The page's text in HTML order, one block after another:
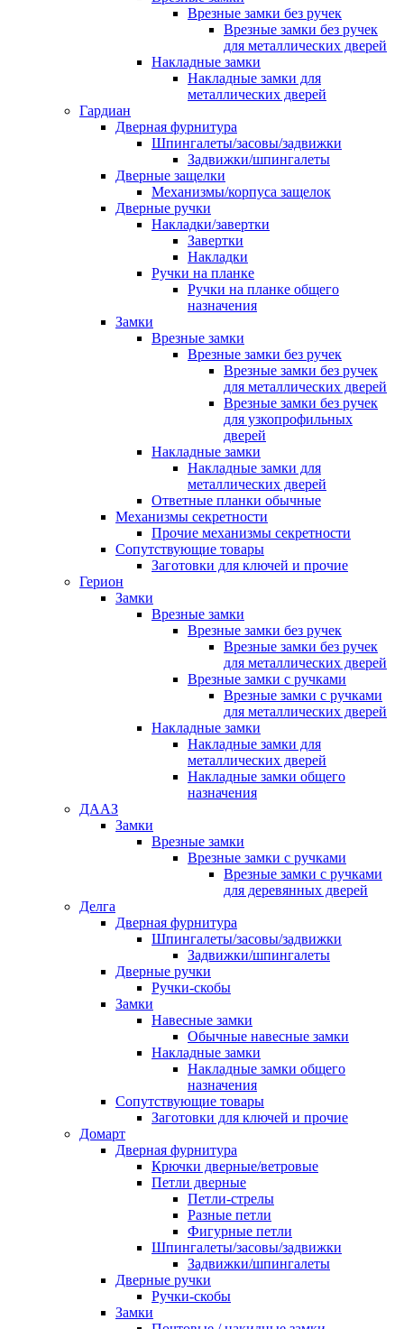
Врезные замки без ручек
Врезные замки без ручек
для металлических дверей
Накладные замки
Накладные замки для
металлических дверей
Гардиан
Дверная фурнитура
Шпингалеты/засовы/задвижки
Задвижки/шпингалеты
Дверные защелки
Механизмы/корпуса защелок
Дверные ручки
Накладки/завертки
Завертки
Накладки
Ручки на планке
Ручки на планке общего
назначения
Замки
Врезные замки
Врезные замки без ручек
Врезные замки без ручек
для металлических дверей
Врезные замки без ручек
для узкопрофильных
дверей
Накладные замки
Накладные замки для
металлических дверей
Ответные планки обычные
Механизмы секретности
Прочие механизмы секретности
Сопутствующие товары
Заготовки для ключей и прочие
Герион
Замки
Врезные замки
Врезные замки без ручек
Врезные замки без ручек
для металлических дверей
Врезные замки с ручками
Врезные замки с ручками
для металлических дверей
Накладные замки
Накладные замки для
металлических дверей
Накладные замки общего
назначения
ДААЗ
Замки
Врезные замки
Врезные замки с ручками
Врезные замки с ручками
для деревянных дверей
Делга
Дверная фурнитура
Шпингалеты/засовы/задвижки
Задвижки/шпингалеты
Дверные ручки
Ручки-скобы
Замки
Навесные замки
Обычные навесные замки
Накладные замки
Накладные замки общего
назначения
Сопутствующие товары
Заготовки для ключей и прочие
Домарт
Дверная фурнитура
Крючки дверные/ветровые
Петли дверные
Петли-стрелы
Разные петли
Фигурные петли
Шпингалеты/засовы/задвижки
Задвижки/шпингалеты
Дверные ручки
Ручки-скобы
Замки